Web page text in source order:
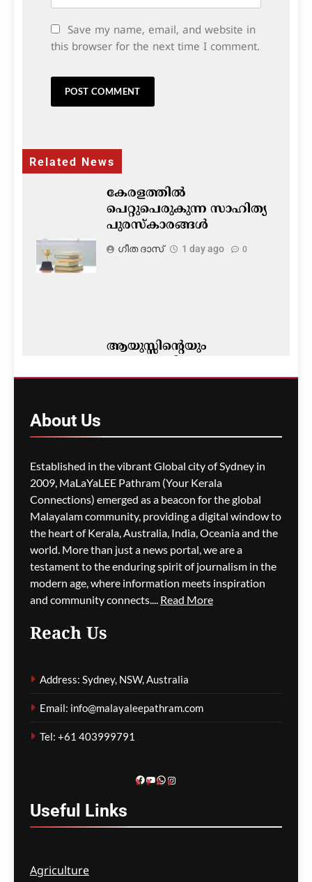
Save my name, email, and website in
this browser for the next time I comment.
Related News
കേരളത്തിൽ
പെറ്റുപെരുകുന്ന സാഹിത്യ
പുരസ്‌കാരങ്ങൾ
ഗീത ദാസ്‌ 1 day ago 0
ആയുസ്സിന്റെയും
പുണ്യതീർത്ഥം; ഇടവെട്ടി
2050-ഓടെ കാൻസർ
രോഗികളുടെ എണ്ണം
ഇരട്ടിയാകും; ആഗോള
മുന്നറിയിപ്പുമായി
ലോകാരോഗ്യ സംഘടന
ഗീത ദാസ്‌ 1 week ago 0
ഗീത ദാസ്‌ 1 week ago
About Us
Established in the vibrant Global city of Sydney in
2009, MaLaYaLEE Pathram (Your Kerala
Connections) emerged as a beacon for the global
Malayalam community, providing a digital window to
the heart of Kerala, Australia, India, Oceania and the
world. More than just a news portal, we are a
testament to the enduring spirit of journalism in the
modern age, where information meets inspiration
and community connects.... Read More
Reach Us
Address: Sydney, NSW, Australia
Email: info@malayaleepathram.com
Tel: +61 403999791
Facebook
YouTube
WhatsApp
Instagram
Useful Links
Agriculture